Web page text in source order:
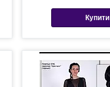
Купити